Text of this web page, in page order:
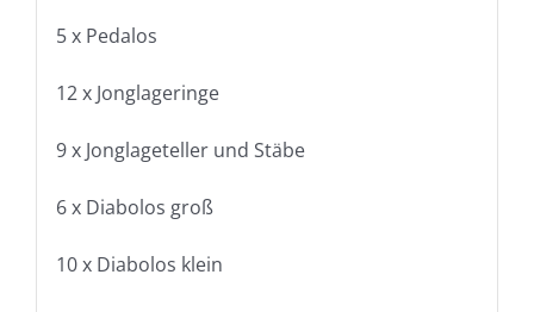
5 x Pedalos
12 x Jonglageringe
9 x Jonglageteller und Stäbe
6 x Diabolos groß
10 x Diabolos klein